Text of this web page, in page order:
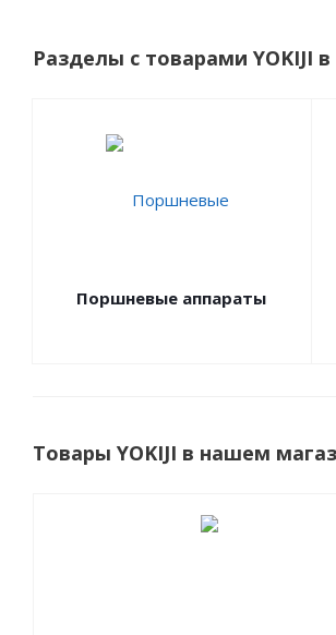
Разделы с товарами YOKIJI
Поршневые аппараты
Товары YOKIJI в нашем